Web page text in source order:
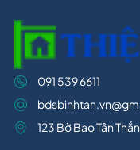
091 539 6611
123 Bờ Bao Tân